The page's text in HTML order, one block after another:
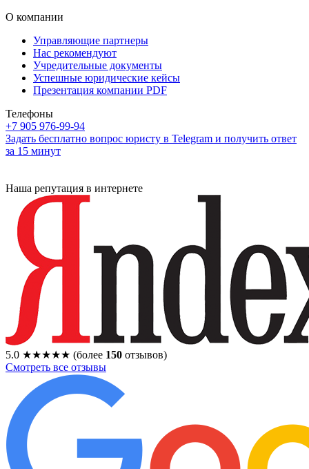
О компании
Управляющие партнеры
Нас рекомендуют
Учредительные документы
Успешные юридические кейсы
Презентация компании PDF
Телефоны
+7 905 976-99-94
Задать бесплатно вопрос юристу в Telegram и получить ответ
за 15 минут
Наша репутация в интернете
5.0 ★★★★★ (более 150 отзывов)
Смотреть все отзывы